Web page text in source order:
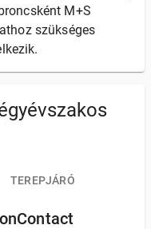
M+S
szükséges
TEREPJÁRÓ